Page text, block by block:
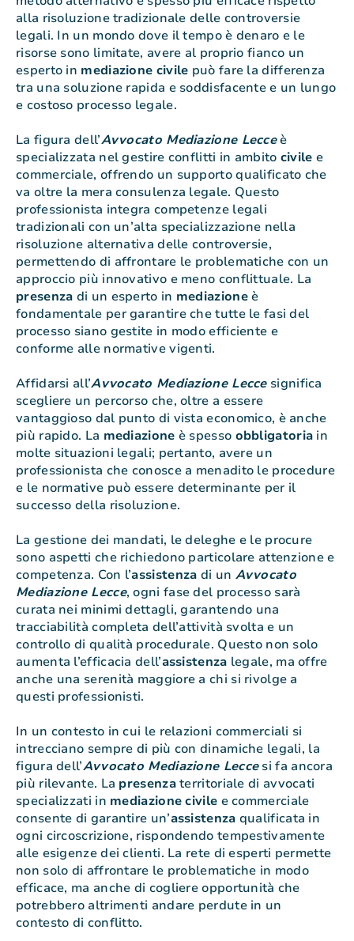
alla risoluzione tradizionale delle controversie
legali. In un mondo dove il tempo è denaro e le
risorse sono limitate, avere al proprio fianco un
esperto in mediazione civile può fare la differenza
tra una soluzione rapida e soddisfacente e un lungo
e costoso processo legale.
La figura dell’Avvocato Mediazione Lecceè
specializzata nel gestire conflitti in ambito civile e
commerciale, offrendo un supporto qualificato che
va oltre la mera consulenza legale. Questo
professionista integra competenze legali
tradizionali con un’alta specializzazione nella
risoluzione alternativa delle controversie,
permettendo di affrontare le problematiche con un
approccio più innovativo e meno conflittuale. La
presenza di un esperto in mediazioneè
fondamentale per garantire che tutte le fasi del
processo siano gestite in modo efficiente e
conforme alle normative vigenti.
Affidarsi all’Avvocato Mediazione Leccesignifica
scegliere un percorso che, oltre a essere
vantaggioso dal punto di vista economico, è anche
più rapido. La mediazione è spesso obbligatoria in
molte situazioni legali; pertanto, avere un
professionista che conosce a menadito le procedure
e le normative può essere determinante per il
successo della risoluzione.
La gestione dei mandati, le deleghe e le procure
sono aspetti che richiedono particolare attenzione e
competenza. Con l’assistenza di un Avvocato
Mediazione Lecce, ogni fase del processo sarà
curata nei minimi dettagli, garantendo una
tracciabilità completa dell’attività svolta e un
controllo di qualità procedurale. Questo non solo
aumenta l’efficacia dell’assistenza legale, ma offre
anche una serenità maggiore a chi si rivolge a
questi professionisti.
In un contesto in cui le relazioni commerciali si
intrecciano sempre di più con dinamiche legali, la
figura dell’Avvocato Mediazione Leccesi fa ancora
più rilevante. La presenzaterritoriale di avvocati
specializzati in mediazione civile e commerciale
consente di garantire un’assistenza qualificata in
ogni circoscrizione, rispondendo tempestivamente
alle esigenze dei clienti. La rete di esperti permette
non solo di affrontare le problematiche in modo
efficace, ma anche di cogliere opportunità che
potrebbero altrimenti andare perdute in un
contesto di conflitto.